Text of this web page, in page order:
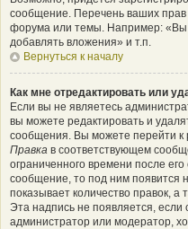
сообщение. Перечень ваших прав
форума или темы. Например:
добавлять вложения» и т.п.
Вернуться к началу
Как мне отредактировать или
Если вы не являетесь
вы можете редактировать и
сообщения. Вы можете перейти к
Правка в соответствующем
ограниченного времени после
сообщение, то под ним появится
показывает количество правок, а
Эта надпись не появляется,
администратор или модератор,